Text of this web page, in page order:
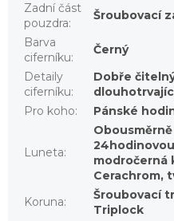
Zadní část
pouzdra:
Šroubovací
Barva
ciferníku:
Černý
Detaily
ciferníku:
Dobře
Pro koho: Pánské
Luneta:
modročerná
Cerachrom,
Koruna:
Šroubovací
Triplock